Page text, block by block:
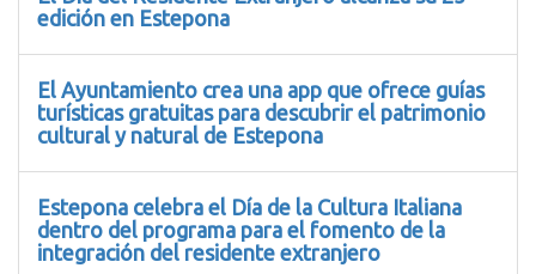
edición en Estepona
El Ayuntamiento crea una app que ofrece guías
turísticas gratuitas para descubrir el patrimonio
cultural y natural de Estepona
Estepona celebra el Día de la Cultura Italiana
dentro del programa para el fomento de la
integración del residente extranjero